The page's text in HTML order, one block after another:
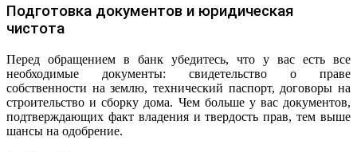
Подготовка документов и юридическая
чистота
Перед обращением в банк убедитесь, что у вас есть все
необходимые документы: свидетельство о праве
собственности на землю, технический паспорт, договоры на
строительство и сборку дома. Чем больше у вас документов,
подтверждающих факт владения и твердость прав, тем выше
шансы на одобрение.